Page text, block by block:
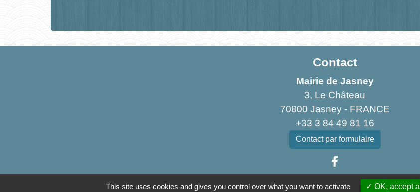
Contact
Mairie de Jasney
3, Le Château
70800 Jasney - FRANCE
+33 3 84 49 81 16
Contact par formulaire
This site uses cookies and gives you control over what you want to activate OK, accept all